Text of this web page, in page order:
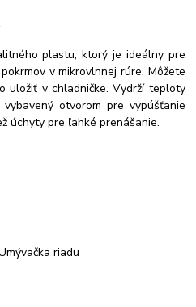
plastu, ktorý je ideálny pre
v mikrovlnnej rúre. Môžete
uložiť v chladničke. Vydrží teploty
otvorom pre vypúšťanie
úchyty pre ľahké prenášanie.
riadu